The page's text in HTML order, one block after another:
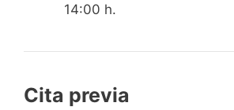
14:00 h.
Cita previa